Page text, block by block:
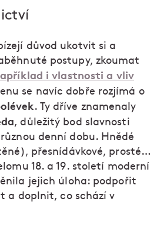
důvod ukotvit si a
postupy, zkoumat
i vlastnosti a vliv
se navíc dobře rozjímá o
. Ty dříve znamenaly
, důležitý bod slavnosti
denní dobu. Hnědé
přesnídávkové, prosté…
18. a 19. století moderní
jejich úloha: podpořit
a doplnit, co schází v